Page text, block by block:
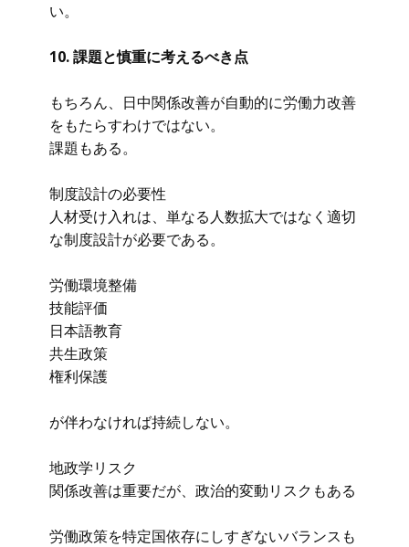
い。
10. 課題と慎重に考えるべき点
もちろん、日中関係改善が自動的に労働力改善
をもたらすわけではない。
課題もある。
制度設計の必要性
人材受け入れは、単なる人数拡大ではなく適切
な制度設計が必要である。
労働環境整備
技能評価
日本語教育
共生政策
権利保護
が伴わなければ持続しない。
地政学リスク
関係改善は重要だが、政治的変動リスクもある
労働政策を特定国依存にしすぎないバランスも